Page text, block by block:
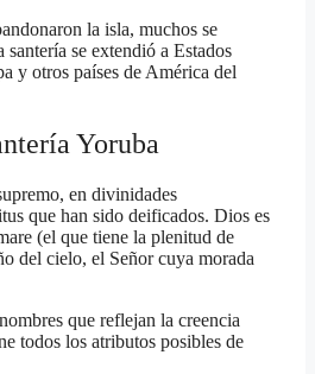
la isla, muchos se
se extendió a Estados
y otros países de América del
Yoruba
en divinidades
que han sido deificados. Dios es
(el que tiene la plenitud de
del cielo, el Señor cuya morada
que reflejan la creencia
todos los atributos posibles de